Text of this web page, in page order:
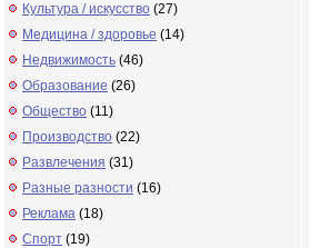
Культура / искусство (27)
Медицина / здоровье (14)
Недвижимость (46)
Образование (26)
Общество (11)
Производство (22)
Развлечения (31)
Разные разности (16)
Реклама (18)
Спорт (19)